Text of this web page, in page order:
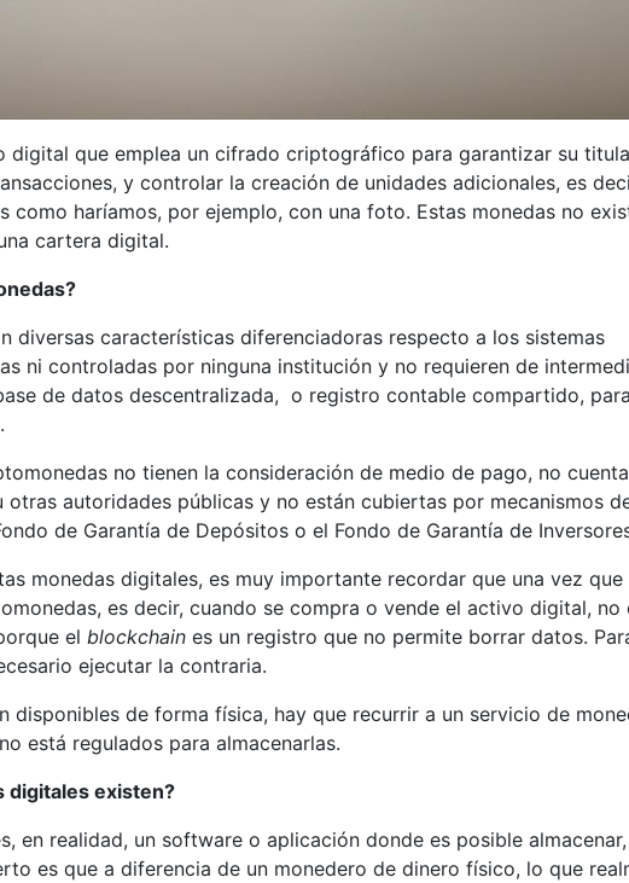
digital que emplea un cifrado criptográfico para garantizar su
y controlar la creación de unidades adicionales, es
como haríamos, por ejemplo, con una foto. Estas monedas no
cartera digital.
diversas características diferenciadoras respecto a los sistemas
ni controladas por ninguna institución y no requieren de
de datos descentralizada, o registro contable compartido,
no tienen la consideración de medio de pago, no
otras autoridades públicas y no están cubiertas por mecanismos
de Garantía de Depósitos o el Fondo de Garantía de
monedas digitales, es muy importante recordar que una vez que
es decir, cuando se compra o vende el activo digital, no
el blockchain es un registro que no permite borrar datos.
ejecutar la contraria.
disponibles de forma física, hay que recurrir a un servicio de
está regulados para almacenarlas.
digitales existen?
en realidad, un software o aplicación donde es posible
es que a diferencia de un monedero de dinero físico, lo que